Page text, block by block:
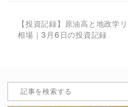
【投資記録】原油高と地政学
相場｜3月6日の投資記録